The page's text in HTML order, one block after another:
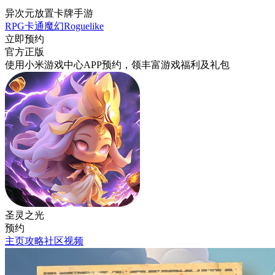
异次元放置卡牌手游
RPG卡通魔幻Roguelike
立即预约
官方正版
使用小米游戏中心APP预约 ，领丰富游戏福利 及礼包
圣灵之光
预约
主页攻略社区视频